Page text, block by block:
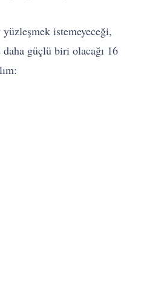
istemeyeceği,
güçlü biri olacağı 16